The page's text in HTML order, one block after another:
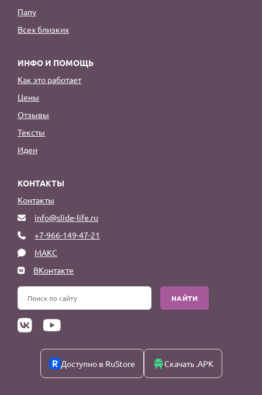
Папу
Всех близких
ИНФО И ПОМОЩЬ
Как это работает
Цены
Отзывы
Тексты
Идеи
КОНТАКТЫ
Контакты
info@slide-life.ru
+7-966-149-47-21
МАКС
ВКонтакте
НАЙТИ
Доступно в RuStore Скачать .APK